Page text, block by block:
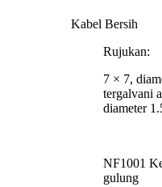
Kabel Bersih
Rujukan:
7 × 7,
tergalvani
diameter
NF1001
gulung